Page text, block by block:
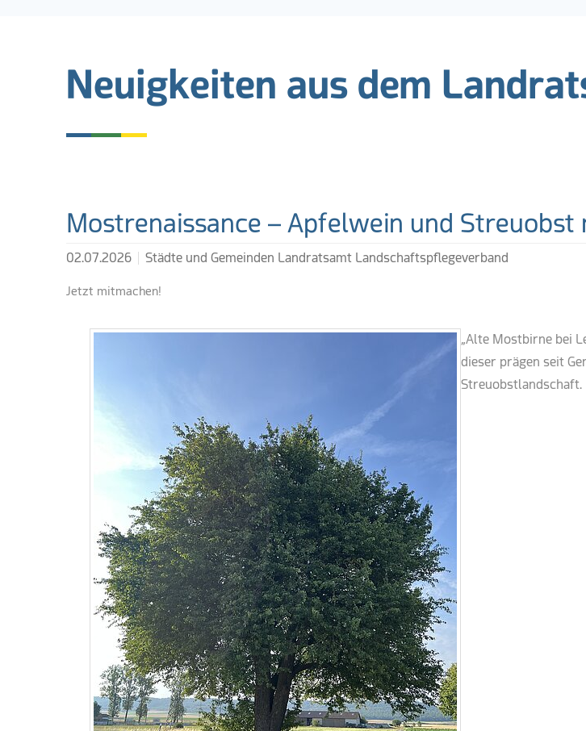
Neuigkeiten aus dem
Weiterführende Links
Mostrenaissance – Apfelwein und Streuobst
02.07.2026 Städte und Gemeinden Landratsamt Landschaftspflegeverband
Jetzt mitmachen!
„Alte Mostbirne bei
dieser prägen seit
Streuobstlandschaft.